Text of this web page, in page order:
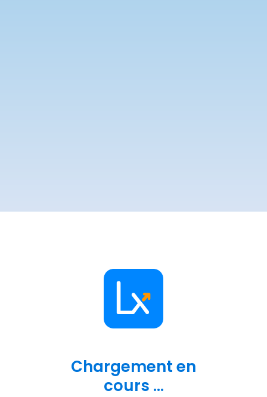
Chargement en
cours ...